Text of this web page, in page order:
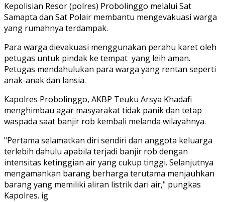
Kepolisian Resor (polres) Probolinggo melalui Sat
Samapta dan Sat Polair membantu mengevakuasi warga
yang rumahnya terdampak.
Para warga dievakuasi menggunakan perahu karet oleh
petugas untuk pindak ke tempat yang leih aman.
Petugas mendahulukan para warga yang rentan seperti
anak-anak dan lansia.
Kapolres Probolinggo, AKBP Teuku Arsya Khadafi
menghimbau agar masyarakat tidak panik dan tetap
waspada saat banjir rob kembali melanda wilayahnya.
"Pertama selamatkan diri sendiri dan anggota keluarga
terlebih dahulu apabila terjadi banjir rob dengan
intensitas ketinggian air yang cukup tinggi. Selanjutnya
mengamankan barang berharga terutama menjauhkan
barang yang memiliki aliran listrik dari air," pungkas
Kapolres. ig